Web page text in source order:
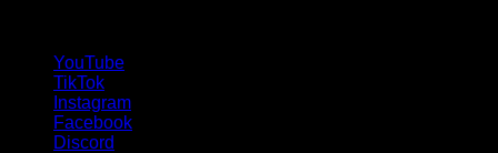
YouTube
TikTok
Instagram
Facebook
Discord